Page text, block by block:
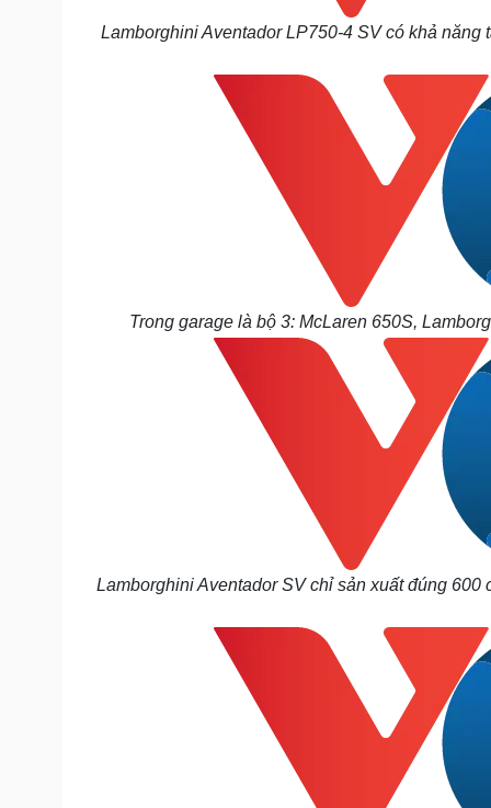
Lamborghini Aventador LP750-4 SV có khả năng
Trong garage là bộ 3: McLaren 650S,
Lamborghini Aventador SVchỉ sản xuất đúng 600